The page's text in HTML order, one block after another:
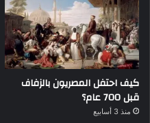
كيف احتفل المصريون بالزفاف
قبل 700 عام؟
منذ 3 أسابيع